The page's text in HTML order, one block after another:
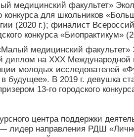
медицинский факультет»
для школьников
(2020 г.); финалист
конкурса «Биопрактикум»
медицинский факультет»
на XXX Международной
молодых исследователей
В 2019 г. девушка
13-го городского
центра поддержки
направления РДШ